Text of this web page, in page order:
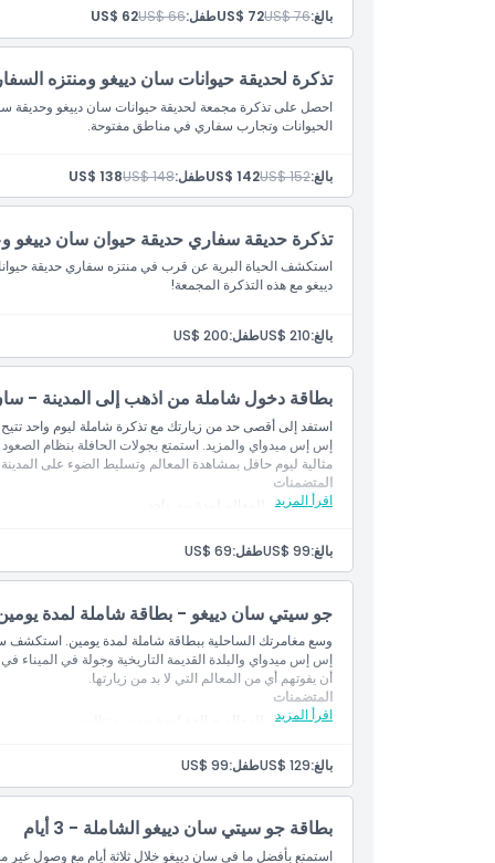
ما يجب معرفته
الموقع
كيفية الاسترداد
سياسة الإلغاء
بالغ:US$ 76
US$ 72طفل:US$ 66
US$ 62
تذكرة لحديقة حيوانات سان دييغو ومنتزه
احصل على تذكرة مجمعة لحديقة حيوانات سان دييغو وحديقة
الحيوانات وتجارب سفاري في مناطق مفتوحة.
بالغ:US$ 152
US$ 142طفل:US$ 148
US$ 138
تذكرة حديقة سفاري حديقة حيوان سان دييغو
استكشف الحياة البرية عن قرب في منتزه سفاري حديقة
دييغو مع هذه التذكرة المجمعة!
بالغ:US$ 210طفل:US$ 200
بطاقة دخول شاملة من اذهب إلى المدينة -
استفد إلى أقصى حد من زيارتك مع تذكرة شاملة ليوم واحد
إس إس ميدواي والمزيد. استمتع بجولات الحافلة بنظام الصعود
مثالية ليوم حافل بمشاهدة المعالم وتسليط الضوء على المدينة.
اقرأ المزيد
المتضمنات
تذكرة دخول للمعالم لمدة يوم واحد
دليل رقمي يحتوي على معلومات عن المعالم وتعليمات
بالغ:US$ 99طفل:US$ 69
جو سيتي سان دييغو - بطاقة شاملة لمدة
وسع مغامرتك الساحلية ببطاقة شاملة لمدة يومين. استكشف
إس إس ميدواي والبلدة القديمة التاريخية وجولة في الميناء
أن يفوتهم أي من المعالم التي لا بد من زيارتها.
اقرأ المزيد
المتضمنات
بطاقة دخول للمعالم صالحة لمدة يومين متتاليين
دليل رقمي يحتوي على معلومات عن المعالم وإرشادات.
بالغ:US$ 129طفل:US$ 99
بطاقة جو سيتي سان دييغو الشاملة - 3 أيام